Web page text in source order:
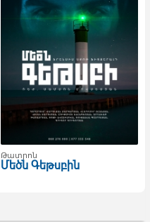
Թատրոն
Մեծն Գեթսբին